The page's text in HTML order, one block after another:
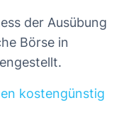
der Ausübung
Börse in
kostengünstig